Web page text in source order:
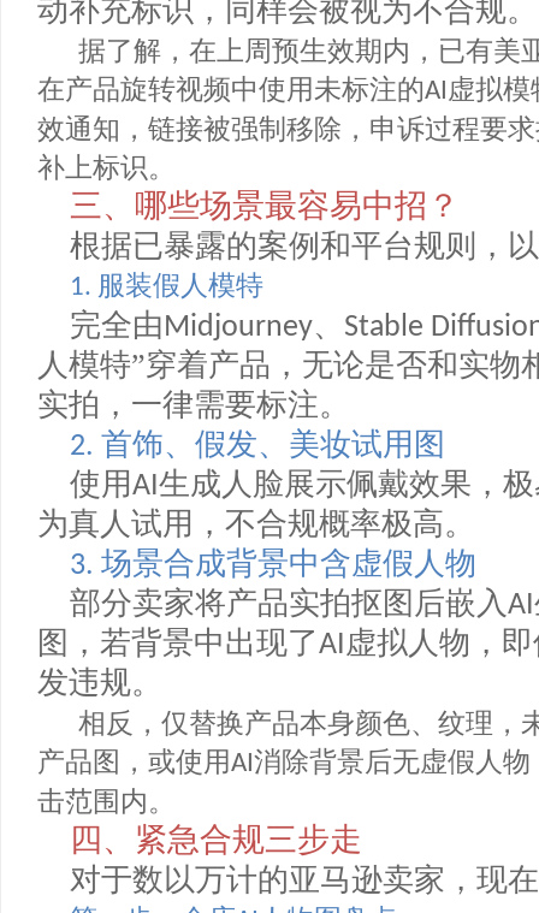
严重者店铺被暂停；
历史链接追责：新规生效前上
动补充标识，同样会被视为不合
据了解，在上周预生效期内，已有
在产品旋转视频中使用未标注的AI
效通知，链接被强制移除，申诉过程
补上标识。
三、哪些场景最容易中招？
根据已暴露的案例和平台规则
1. 服装假人模特
完全由 Midjourney、Stable
人模特”穿着产品，无论是否和实
实拍，一律需要标注。
2.首饰、假发、美妆试用图
使用AI生成人脸展示佩戴效果
为真人试用，不合规概率极高。
3.场景合成背景中含虚假人物
部分卖家将产品实拍抠图后嵌入
图，若背景中出现了AI虚拟人物
发违规。
相反，仅替换产品本身颜色、纹理
产品图，或使用 AI消除背景后无虚假